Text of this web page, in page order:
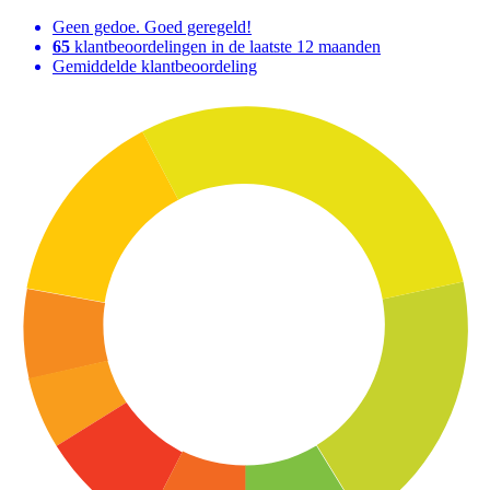
Geen gedoe. Goed geregeld!
65 klantbeoordelingen in de laatste 12 maanden
Gemiddelde klantbeoordeling